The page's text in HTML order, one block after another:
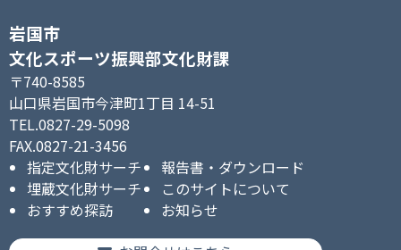
岩国市
文化スポーツ振興部文化財課
〒740-8585
山口県岩国市今津町1丁目 14-51
TEL.0827-29-5098
FAX.0827-21-3456
指定文化財サーチ
報告書・ダウンロード
埋蔵文化財サーチ
このサイトについて
おすすめ探訪
お知らせ